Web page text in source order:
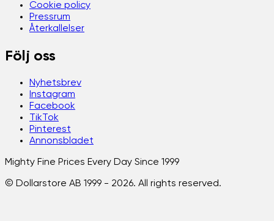
Cookie policy
Pressrum
Återkallelser
Följ oss
Nyhetsbrev
Instagram
Facebook
TikTok
Pinterest
Annonsbladet
Mighty Fine Prices Every Day Since 1999
© Dollarstore AB 1999 - 2026. All rights reserved.